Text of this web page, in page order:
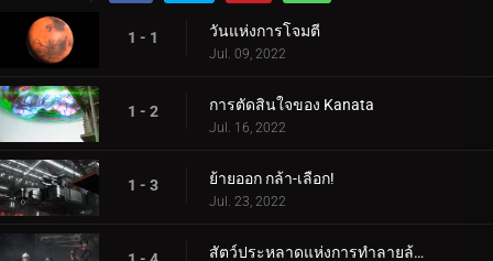
1 - 1 วันแห่งการโจมตี
Jul. 09, 2022
1 - 2 การตัดสินใจของ Kanata
Jul. 16, 2022
1 - 3 ย้ายออก กล้า-เลือก!
Jul. 23, 2022
สัตว์ประหลาดแห่งการทำลายล้างตื่นขึ้น